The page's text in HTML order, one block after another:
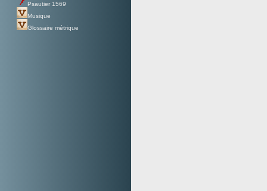
Psautier 1569
Musique
Glossaire métrique